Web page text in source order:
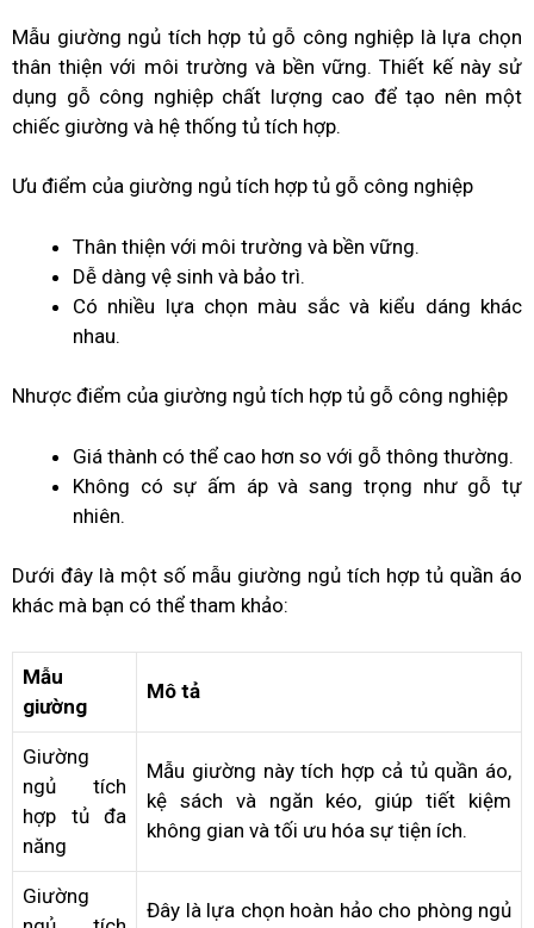
Mẫu giường ngủ tích hợp tủ gỗ công nghiệp là lựa chọn
thân thiện với môi trường và bền vững. Thiết kế này sử
dụng gỗ công nghiệp chất lượng cao để tạo nên một
chiếc giường và hệ thống tủ tích hợp.
Ưu điểm của giường ngủ tích hợp tủ gỗ công nghiệp
Thân thiện với môi trường và bền vững.
Dễ dàng vệ sinh và bảo trì.
Có nhiều lựa chọn màu sắc và kiểu dáng khác
nhau.
Nhược điểm của giường ngủ tích hợp tủ gỗ công nghiệp
Giá thành có thể cao hơn so với gỗ thông thường.
Không có sự ấm áp và sang trọng như gỗ tự
nhiên.
Dưới đây là một số mẫu giường ngủ tích hợp tủ quần áo
khác mà bạn có thể tham khảo:
Mẫu
giường
Mô tả
Giường
ngủ tích
hợp tủ đa
năng
Mẫu giường này tích hợp cả tủ quần áo,
kệ sách và ngăn kéo, giúp tiết kiệm
không gian và tối ưu hóa sự tiện ích.
Giường
Đây là lựa chọn hoàn hảo cho phòng ngủ